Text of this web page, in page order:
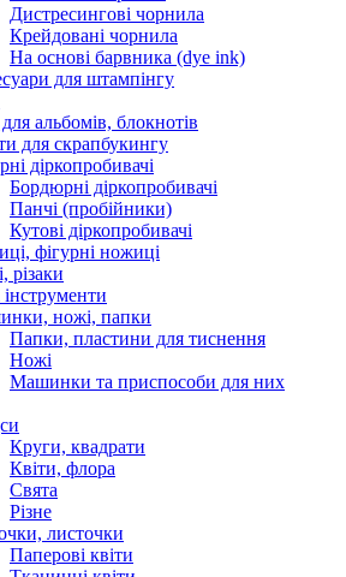
Дистресингові чорнила
Крейдовані чорнила
На основі барвника (dye ink)
для штампінгу
альбомів, блокнотів
для скрапбукингу
діркопробивачі
Бордюрні діркопробивачі
Панчі (пробійники)
Кутові діркопробивачі
фігурні ножиці
різаки
інструменти
ножі, папки
Папки, пластини для тиснення
Ножі
Машинки та приспособи для них
Круги, квадрати
Квіти, флора
Свята
Різне
листочки
Паперові квіти